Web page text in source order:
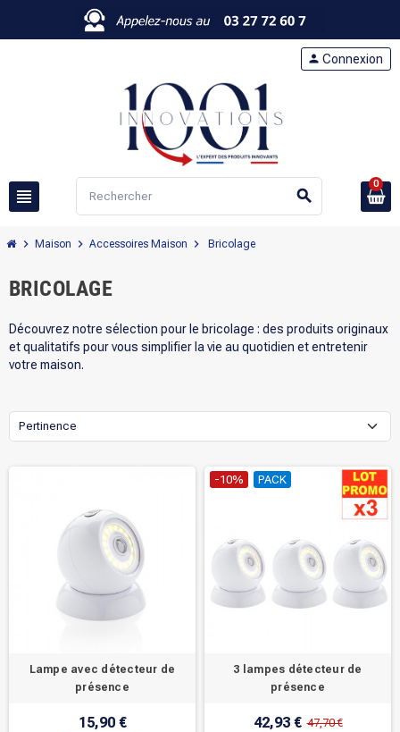
view_headline search
person Connexion
0
chevron_right Maison chevron_right Accessoires Maison chevron_right Bricolage
BRICOLAGE
Découvrez notre sélection pour le bricolage : des produits originaux
et qualitatifs pour vous simplifier la vie au quotidien et entretenir
votre maison.
Pertinence
Lampe avec détecteur de
présence
15,90 €
-10% PACK
3 lampes détecteur de
présence
42,93 € 47,70 €